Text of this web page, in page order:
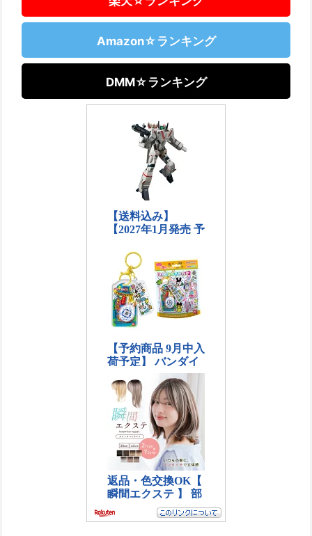
Amazon☆ランキング
DMM☆ランキング